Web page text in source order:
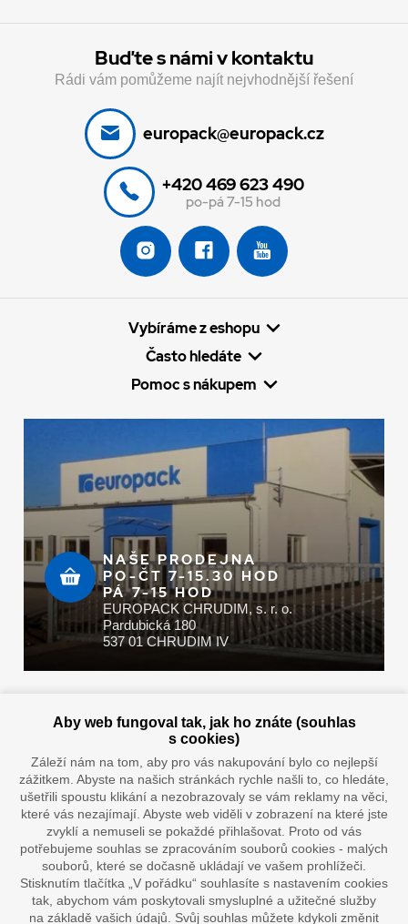
Buďte s námi v kontaktu
Rádi vám pomůžeme najít nejvhodnější řešení
europack@europack.cz
+420 469 623 490
po-pá 7-15 hod
Vybíráme z eshopu
Často hledáte
Pomoc s nákupem
NAŠE PRODEJNA
PO-ČT 7-15.30 HOD
PÁ 7-15 HOD
EUROPACK CHRUDIM, s. r. o.
Pardubická 180
537 01 CHRUDIM IV
Doprava vaším oblíbeným dopravcem
Aby web fungoval tak, jak ho znáte (souhlas
s cookies)
Záleží nám na tom, aby pro vás nakupování bylo co nejlepší
zážitkem. Abyste na našich stránkách rychle našli to, co hledáte,
ušetřili spoustu klikání a nezobrazovaly se vám reklamy na věci,
které vás nezajímají. Abyste web viděli v zobrazení na které jste
zvyklí a nemuseli se pokaždé přihlašovat. Proto od vás
potřebujeme souhlas se zpracováním souborů cookies - malých
souborů, které se dočasně ukládají ve vašem prohlížeči.
Stisknutím tlačítka „V pořádku“ souhlasíte s nastavením cookies
tak, abychom vám poskytovali smysluplné a užitečné služby
na základě vašich údajů. Svůj souhlas můžete kdykoli změnit